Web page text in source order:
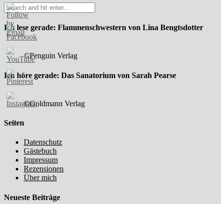
Ich lese gerade: Flammenschwestern von Lina Bengtsdotter
©Penguin Verlag
Ich höre gerade: Das Sanatorium von Sarah Pearse
©Goldmann Verlag
Seiten
Datenschutz
Gästebuch
Impressum
Rezensionen
Über mich
Neueste Beiträge